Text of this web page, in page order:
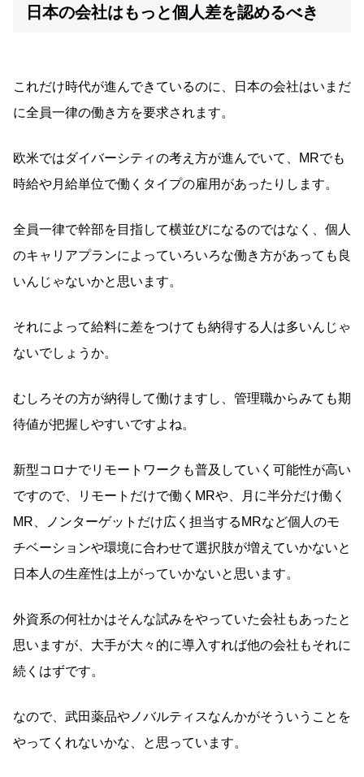
日本の会社はもっと個人差を認めるべき
これだけ時代が進んできているのに、日本の会社はいまだ
に全員一律の働き方を要求されます。
欧米ではダイバーシティの考え方が進んでいて、MRでも
時給や月給単位で働くタイプの雇用があったりします。
全員一律で幹部を目指して横並びになるのではなく、個人
のキャリアプランによっていろいろな働き方があっても良
いんじゃないかと思います。
それによって給料に差をつけても納得する人は多いんじゃ
ないでしょうか。
むしろその方が納得して働けますし、管理職からみても期
待値が把握しやすいですよね。
新型コロナでリモートワークも普及していく可能性が高い
ですので、リモートだけで働くMRや、月に半分だけ働く
MR、ノンターゲットだけ広く担当するMRなど個人のモ
チベーションや環境に合わせて選択肢が増えていかないと
日本人の生産性は上がっていかないと思います。
外資系の何社かはそんな試みをやっていた会社もあったと
思いますが、大手が大々的に導入すれば他の会社もそれに
続くはずです。
なので、武田薬品やノバルティスなんかがそういうことを
やってくれないかな、と思っています。